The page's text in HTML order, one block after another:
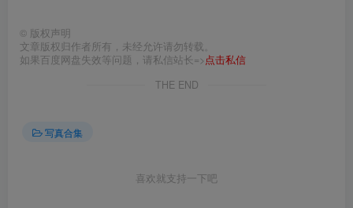
[11.17]
虎森森 – NO.043 间谍过家家 约尔兔女郎[32P-328.5M]
虎森森 – NO.041 生徒会长[72P-83.3M]
© 版权声明
文章版权归作者所有，未经允许请勿转载。
如果百度网盘失效等问题，请私信站长=>点击私信
THE END
写真合集
喜欢就支持一下吧